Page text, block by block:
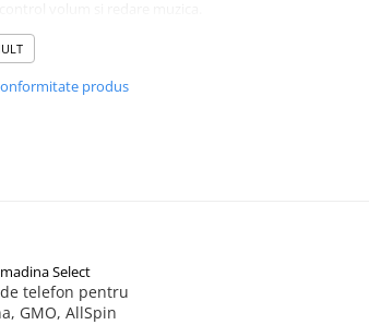
& Servire
universala
tehnice:
produs
Select
telefon pentru
GMO, AllSpin